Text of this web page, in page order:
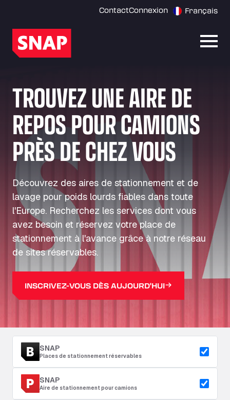
ContactConnexion Français
TROUVEZ UNE AIRE DE
REPOS POUR CAMIONS
PRÈS DE CHEZ VOUS
Découvrez des aires de stationnement et de
lavage pour poids lourds fiables dans toute
l'Europe. Recherchez les services dont vous
avez besoin et réservez votre place de
stationnement à l'avance grâce à notre réseau
de sites réservables.
INSCRIVEZ-VOUS DÈS AUJOURD'HUI
SNAP
Places de stationnement réservables
SNAP
Aire de stationnement pour camions